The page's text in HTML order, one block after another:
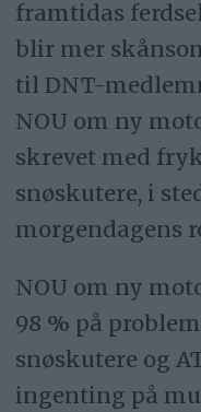
framtidas
blir mer
til DNT-
NOU om ny
skrevet med
snøskutere, i
morgendagens
NOU om ny
98 % på
snøskutere og
ingenting på